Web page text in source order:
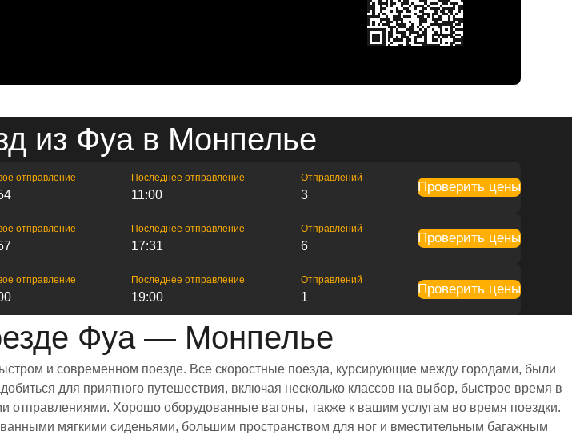
из Фуа в Монпелье
отправление Последнее отправление
11:00
Отправлений
3
Проверить цены
отправление Последнее отправление
17:31
Отправлений
6
Проверить цены
отправление Последнее отправление
19:00
Отправлений
1
Проверить цены
Фуа — Монпелье
и современном поезде. Все скоростные поезда, курсирующие между городами, были
для приятного путешествия, включая несколько классов на выбор, быстрое время в
отправлениями. Хорошо оборудованные вагоны, также к вашим услугам во время поездки.
мягкими сиденьями, большим пространством для ног и вместительным багажным